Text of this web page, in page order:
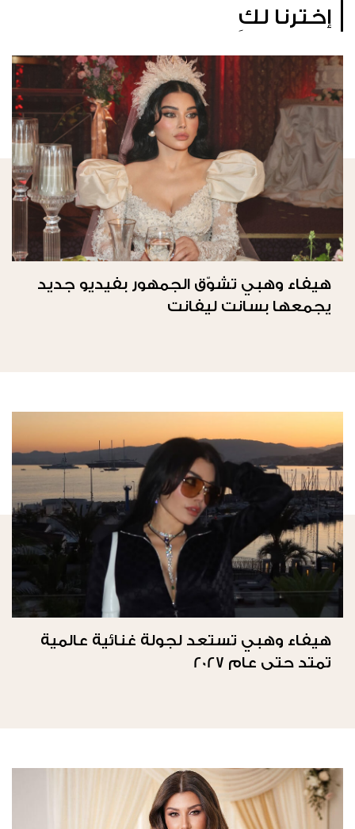
إخترنا لكِ
هيفاء وهبي تشوّق الجمهور بفيديو جديد
يجمعها بسانت ليفانت
هيفاء وهبي تستعد لجولة غنائية عالمية
تمتد حتى عام 2027